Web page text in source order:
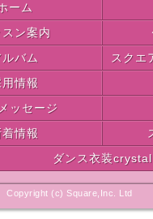
ーム
スン案内
ルバム
スクエ
情報
ッセージ
着情報
ダンス衣装crystal
Copyright (c) Square,Inc. Ltd